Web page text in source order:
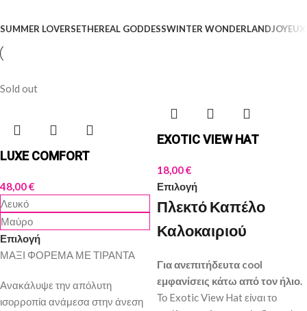
SUMMER LOVERSETHEREAL GODDESSWINTER WONDERLAND
Sold out
LUXE COMFORT
48,00€
Λευκό
Μαύρο
Επιλογή
ΜΑΞΙ ΦΟΡΕΜΑ ΜΕ ΤΙΡΑΝΤΑ
Ανακάλυψε την απόλυτη
ισορροπία ανάμεσα στην άνεση
EXOTIC VIEW HAT
18,00€
Επιλογή
Πλεκτό Καπέλο
Καλοκαιριού
Για ανεπιτήδευτα cool
εμφανίσεις κάτω από τον ήλιο.
Το Exotic View Hat είναι το